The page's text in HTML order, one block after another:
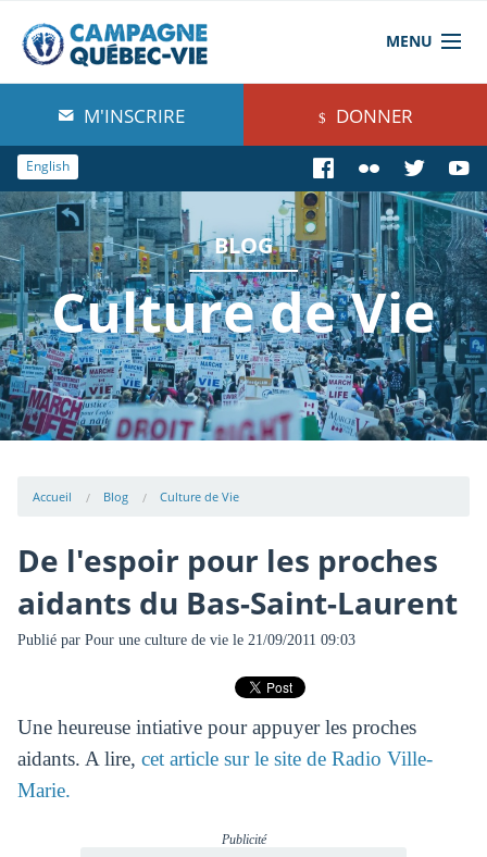
MENU
À propos de nous
Blog
Comprendre
Agir
Boutique
M'INSCRIRE DONNER
English
BLOG
Culture de Vie
Accueil Blog Culture de Vie
De l'espoir pour les proches
aidants du Bas-Saint-Laurent
Publié par Pour une culture de viele 21/09/2011 09:03
Une heureuse intiative pour appuyer les proches
aidants. A lire, cet article sur le site de Radio Ville-
Marie.
Publicité